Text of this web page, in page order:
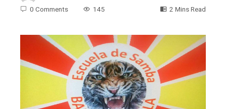
0 Comments
145 2 Mins Read